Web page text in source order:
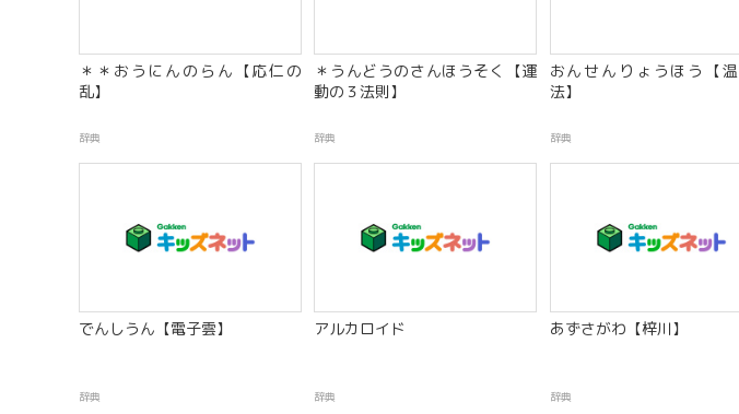
＊＊おうにんのらん【応仁の
乱】
辞典
＊うんどうのさんほうそく【運
動の３法則】
辞典
おんせんりょうほう【
法】
辞典
でんしうん【電子雲】
辞典
アルカロイド
辞典
あずさがわ【梓川】
辞典